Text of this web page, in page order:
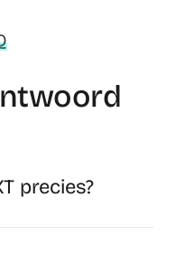
precies?